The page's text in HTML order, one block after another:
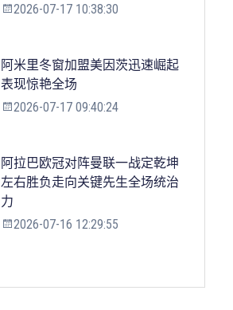
2026-07-17 10:38:30
阿米里冬窗加盟美因茨迅速崛起
表现惊艳全场
2026-07-17 09:40:24
阿拉巴欧冠对阵曼联一战定乾坤
左右胜负走向关键先生全场统治
力
2026-07-16 12:29:55